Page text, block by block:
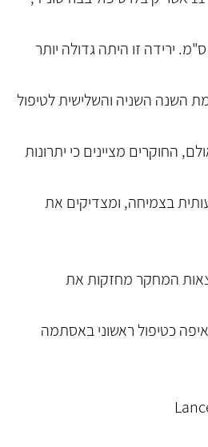
בצמיחה לגובה של 1.34 ס"מ. ירידה זו היתה גדולה יותר
לעומת השנה השניה והשלישית לטיפול
החוקרים מציינים כי יתרונות
בצמיחה, ומצדיקים את
המחקר מחזקות את
כטיפול ראשוני באסתמה